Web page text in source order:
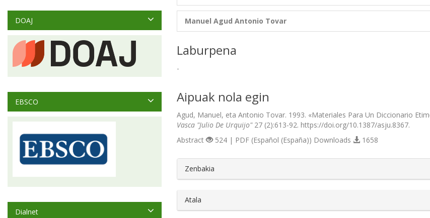
Manuel Agud Antonio Tovar
Laburpena
-
Aipuak nola egin
Agud, Manuel, eta Antonio Tovar. 1993. «Materiales Para Un Diccionario
Vasca "Julio De Urquijo"27 (2):613-92. https://doi.org/10.1387/asju.8367.
Abstract 524 | PDF (Español (España)) Downloads 1658
Zenbakia
Atala
DOAJ
EBSCO
Dialnet